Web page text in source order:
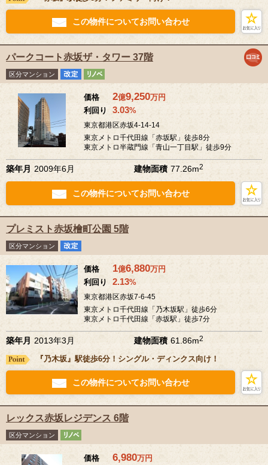
この物件についてお問い合わせ
パークコート赤坂ザ・タワー 37階
区分マンション
価格 2億9,250万円
利回り
3.03%
東京都港区赤坂4-14-14
東京メトロ千代田線「赤坂駅」徒歩8分
東京メトロ半蔵門線「青山一丁目駅」徒歩9分
築年月 2009年6月 建物面積 77.26m2
この物件についてお問い合わせ
プレミスト赤坂檜町公園 5階
区分マンション
価格 1億6,880万円
利回り
2.13%
東京都港区赤坂7-6-45
東京メトロ千代田線「乃木坂駅」徒歩6分
東京メトロ千代田線「赤坂駅」徒歩7分
築年月 2013年3月 建物面積 61.86m2
『乃木坂』駅徒歩6分！シングル・ディンクス向け！
この物件についてお問い合わせ
レックス赤坂レジデンス 6階
区分マンション
価格 6,980万円